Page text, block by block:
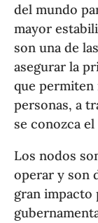
del mundo
mayor
son una de
asegurar la
que permiten
personas, a
se conozca
Los nodos
operar y son
gran impacto